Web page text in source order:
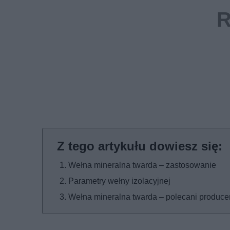
Wełna mineralna twarda – zastosowanie
Parametry wełny izolacyjnej
Wełna mineralna twarda – polecani